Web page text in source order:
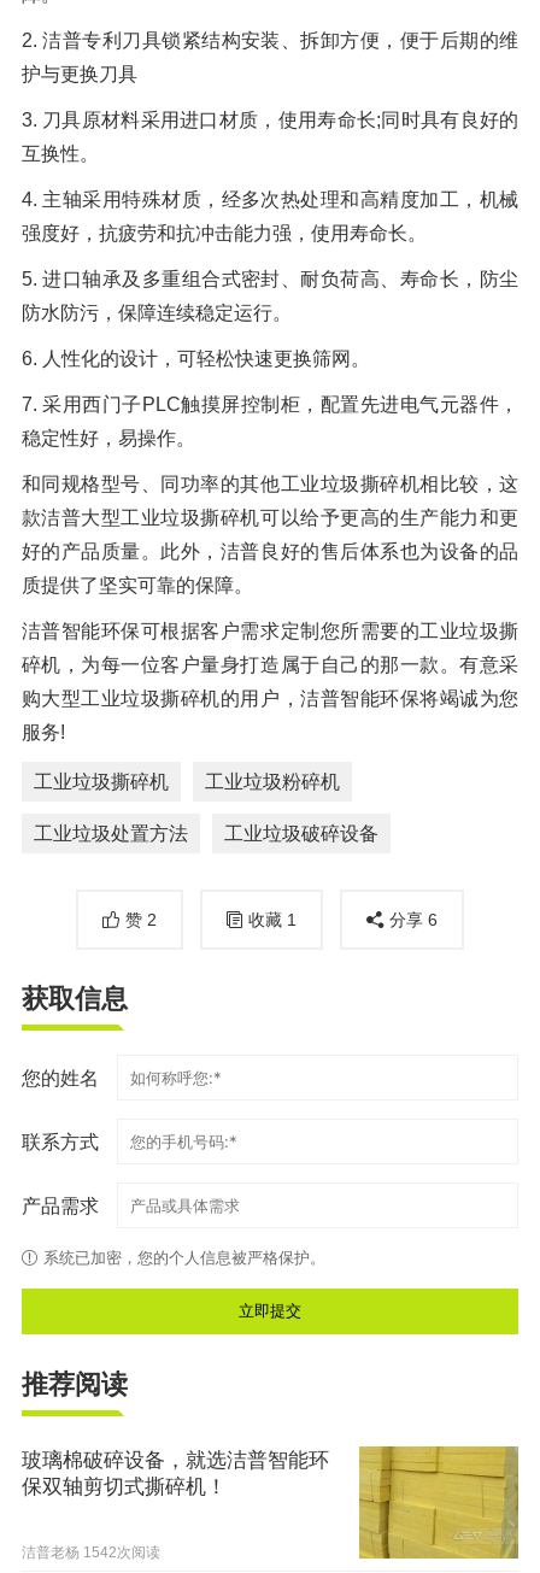
2. 洁普专利刀具锁紧结构安装、拆卸方便，便于后期的维
护与更换刀具
3. 刀具原材料采用进口材质，使用寿命长;同时具有良好的
互换性。
4. 主轴采用特殊材质，经多次热处理和高精度加工，机械
强度好，抗疲劳和抗冲击能力强，使用寿命长。
5. 进口轴承及多重组合式密封、耐负荷高、寿命长，防尘
防水防污，保障连续稳定运行。
6. 人性化的设计，可轻松快速更换筛网。
7. 采用西门子PLC触摸屏控制柜，配置先进电气元器件，
稳定性好，易操作。
和同规格型号、同功率的其他工业垃圾撕碎机相比较，这
款洁普大型工业垃圾撕碎机可以给予更高的生产能力和更
好的产品质量。此外，洁普良好的售后体系也为设备的品
质提供了坚实可靠的保障。
洁普智能环保可根据客户需求定制您所需要的工业垃圾撕
碎机，为每一位客户量身打造属于自己的那一款。有意采
购大型工业垃圾撕碎机的用户，洁普智能环保将竭诚为您
服务!
工业垃圾撕碎机 工业垃圾粉碎机
工业垃圾处置方法 工业垃圾破碎设备
赞 2 收藏 1 分享 6
获取信息
您的姓名
联系方式
产品需求
系统已加密，您的个人信息被严格保护。
推荐阅读
玻璃棉破碎设备，就选洁普智能环
保双轴剪切式撕碎机！
洁普老杨 1542次阅读